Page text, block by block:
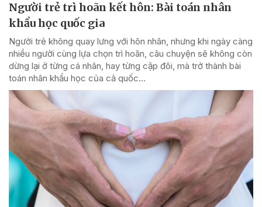
Người trẻ trì hoãn kết hôn: Bài toán nhân
khẩu học quốc gia
Người trẻ không quay lưng với hôn nhân, nhưng khi ngày càng
nhiều người cùng lựa chọn trì hoãn, câu chuyện sẽ không còn
dừng lại ở từng cá nhân, hay từng cặp đôi, mà trở thành bài
toán nhân khẩu học của cả quốc...